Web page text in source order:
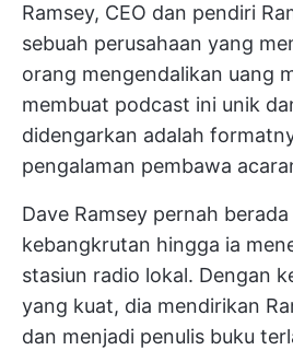
Ramsey, CEO dan pendiri
sebuah perusahaan yang
orang mengendalikan uang
membuat podcast ini unik
didengarkan adalah
pengalaman pembawa
Dave Ramsey pernah
kebangkrutan hingga ia
stasiun radio lokal. Dengan
yang kuat, dia mendirikan
dan menjadi penulis buku